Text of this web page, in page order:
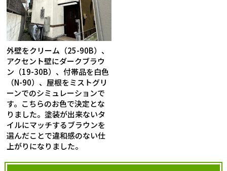
外壁をクリーム（25-90B）、
アクセント壁にダークブラウ
ン（19-30B）、付帯品を白色
（N-90）、屋根をミストグリ
ーンでのシミュレーションで
す。こちらのお色で決定とな
りました。塗装が出来ないタ
イルにマッチするブラウンを
選んだことで違和感のない仕
上がりになりました。